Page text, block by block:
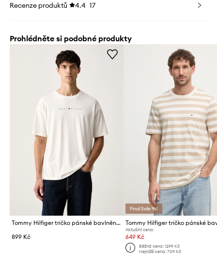
Recenze produktů 4.4 17
Prohlédněte si podobné produkty
Tommy Hilfiger tričko pánské bavlněné
899 Kč
Final Sale %!
Aktuální cena:
649 Kč
Běžná cena: 1299 Kč
Nejnižší cena: 709 Kč